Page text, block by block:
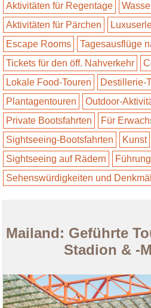
Aktivitäten für Regentage
Aktivitäten für Pärchen
Escape Rooms
Tagesausflüge
Tickets für den öff. Nahverkehr
Lokale Food-Touren
Destillerie-
Plantagentouren
Outdoor-
Private Bootsfahrten
Für
Sightseeing-Bootsfahrten
Kunst
Sightseeing auf Rädern
Sehenswürdigkeiten und
Mailand: Geführte
Stadion & -